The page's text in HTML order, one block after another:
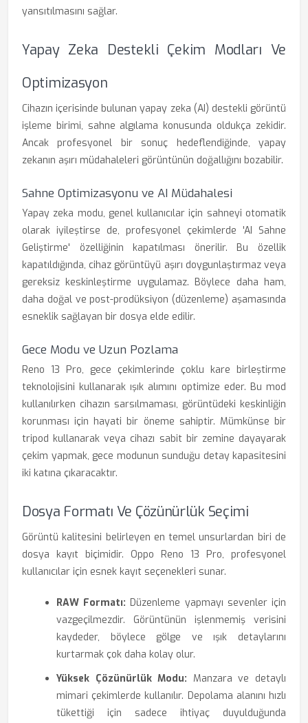
yansıtılmasını sağlar.
Yapay Zeka Destekli Çekim Modları Ve
Optimizasyon
Cihazın içerisinde bulunan yapay zeka (AI) destekli görüntü
işleme birimi, sahne algılama konusunda oldukça zekidir.
Ancak profesyonel bir sonuç hedeflendiğinde, yapay
zekanın aşırı müdahaleleri görüntünün doğallığını bozabilir.
Sahne Optimizasyonu ve AI Müdahalesi
Yapay zeka modu, genel kullanıcılar için sahneyi otomatik
olarak iyileştirse de, profesyonel çekimlerde 'AI Sahne
Geliştirme' özelliğinin kapatılması önerilir. Bu özellik
kapatıldığında, cihaz görüntüyü aşırı doygunlaştırmaz veya
gereksiz keskinleştirme uygulamaz. Böylece daha ham,
daha doğal ve post-prodüksiyon (düzenleme) aşamasında
esneklik sağlayan bir dosya elde edilir.
Gece Modu ve Uzun Pozlama
Reno 13 Pro, gece çekimlerinde çoklu kare birleştirme
teknolojisini kullanarak ışık alımını optimize eder. Bu mod
kullanılırken cihazın sarsılmaması, görüntüdeki keskinliğin
korunması için hayati bir öneme sahiptir. Mümkünse bir
tripod kullanarak veya cihazı sabit bir zemine dayayarak
çekim yapmak, gece modunun sunduğu detay kapasitesini
iki katına çıkaracaktır.
Dosya Formatı Ve Çözünürlük Seçimi
Görüntü kalitesini belirleyen en temel unsurlardan biri de
dosya kayıt biçimidir. Oppo Reno 13 Pro, profesyonel
kullanıcılar için esnek kayıt seçenekleri sunar.
RAW Formatı: Düzenleme yapmayı sevenler için
vazgeçilmezdir. Görüntünün işlenmemiş verisini
kaydeder, böylece gölge ve ışık detaylarını
kurtarmak çok daha kolay olur.
Yüksek Çözünürlük Modu: Manzara ve detaylı
mimari çekimlerde kullanılır. Depolama alanını hızlı
tükettiği için sadece ihtiyaç duyulduğunda